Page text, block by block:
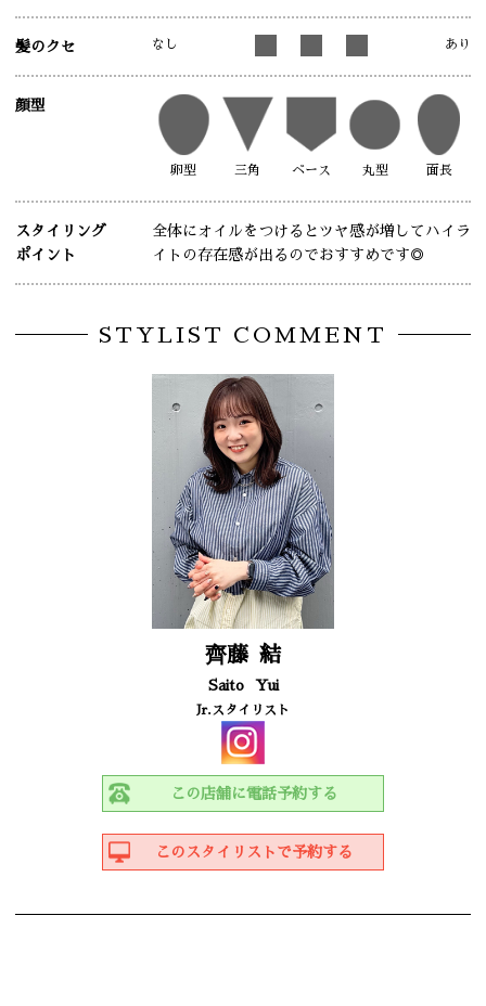
髪のクセ なし あり
顔型
卵型 三角 ベース 丸型 面長
スタイリング
ポイント
全体にオイルをつけるとツヤ感が増してハイラ
イトの存在感が出るのでおすすめです◎
STYLIST COMMENT
齊藤 結
Saito Yui
Jr.スタイリスト
この店舗に電話予約する
このスタイリストで予約する